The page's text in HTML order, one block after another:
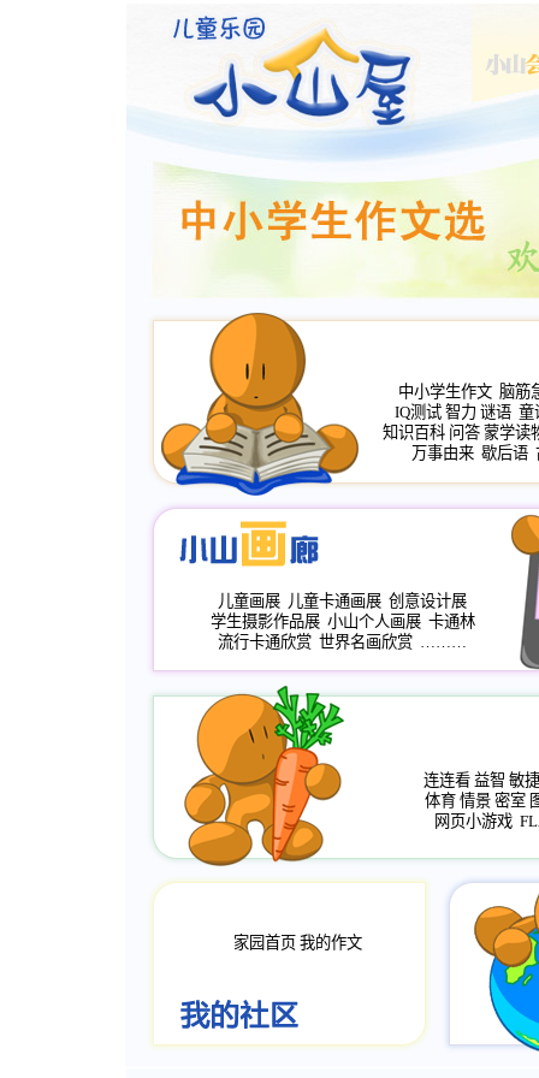
中小学生作文 脑筋
IQ测试 智力 谜语 童
知识百科 问答 蒙学读
万事由来 歇后语
儿童画展 儿童卡通画展 创意设计展
学生摄影作品展 小山个人画展 卡通林
流行卡通欣赏 世界名画欣赏 ………
连连看 益智 敏捷
体育 情景 密室
网页小游戏
家园首页 我的作文